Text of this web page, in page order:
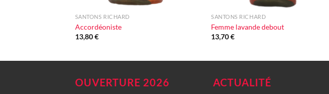
SANTONS RICHARD
Accordéoniste
13,80€
SANTONS RICHARD
Femme lavande debout
13,70€
OUVERTURE 2026 ACTUALITÉ